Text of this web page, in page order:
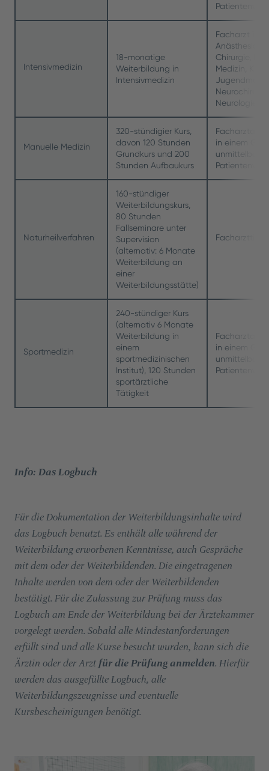
Intensivmedizin
18-monatige
Weiterbildung in
Intensivmedizin
Facharzt in
Chirurgie,
Medizin,
Neurologie
Manuelle Medizin
320-stündigier Kurs,
davon 120 Stunden
Grundkurs und 200
Stunden Aufbaukurs
in einem
unmittelbarer
Naturheilverfahren
160-stündiger
Weiterbildungskurs,
80 Stunden
Fallseminare unter
Supervision
(alternativ: 6 Monate
Weiterbildung an
einer
Weiterbildungsstätte)
Facharzttitel
Sportmedizin
240-stündiger Kurs
(alternativ 6 Monate
Weiterbildung in
einem
sportmedizinischen
Institut), 120 Stunden
sportärztliche
Tätigkeit
in einem
unmittelbarer
Info: Das Logbuch
Für die Dokumentation der Weiterbildungsinhalte wird
das Logbuch benutzt. Es enthält alle während der
Weiterbildung erworbenen Kenntnisse, auch Gespräche
mit dem oder der Weiterbildenden. Die eingetragenen
Inhalte werden von dem oder der Weiterbildenden
bestätigt. Für die Zulassung zur Prüfung muss das
Logbuch am Ende der Weiterbildung bei der Ärztekammer
vorgelegt werden. Sobald alle Mindestanforderungen
erfüllt sind und alle Kurse besucht wurden, kann sich die
Ärztin oder der Arzt für die Prüfung anmelden. Hierfür
werden das ausgefüllte Logbuch, alle
Weiterbildungszeugnisse und eventuelle
Kursbescheinigungen benötigt.